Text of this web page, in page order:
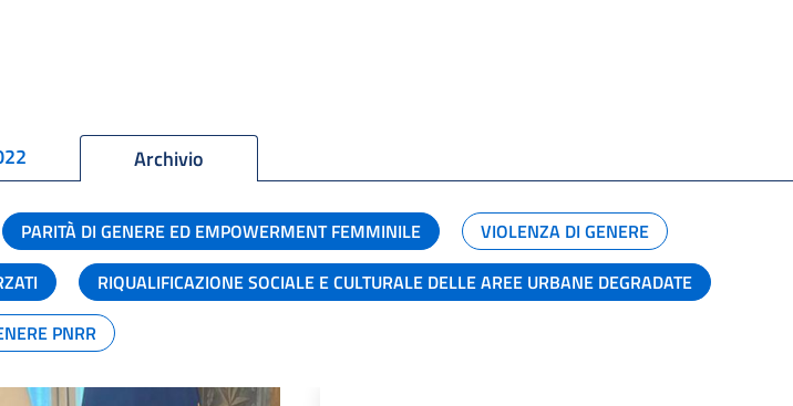
Archivio
PARITÀ DI GENERE ED EMPOWERMENT FEMMINILE
VIOLENZA DI GENERE
RIQUALIFICAZIONE SOCIALE E CULTURALE DELLE AREE URBANE DEGRADATE
PNRR